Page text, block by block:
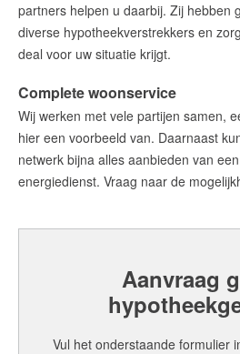
Blog
Wijziging
Lees de blog
Maak een afspraak
demakelaarsvan@remax.nl
023-2100700
partners helpen u daarbij. Zij hebben
diverse hypotheekverstrekkers en
deal voor uw situatie krijgt.
Complete woonservice
Wij werken met vele partijen samen,
hier een voorbeeld van. Daarnaast
netwerk bijna alles aanbieden van
energiedienst. Vraag naar de
Aanvraag
Vul het onderstaande formulier